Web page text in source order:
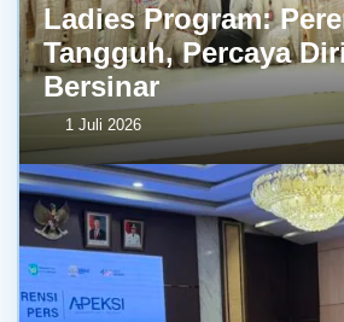
Ladies Program:
Tangguh, Percaya
Bersinar
1 Juli 2026